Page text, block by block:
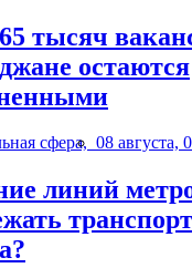
тысяч
остаются
сфера, 08 августа,
линий